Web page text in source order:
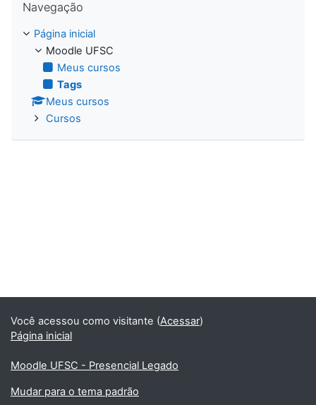
Navegação
Página inicial
Moodle UFSC
Meus cursos
Tags
Meus cursos
Cursos
Você acessou como visitante (Acessar)
Página inicial
Moodle UFSC - Presencial Legado
Mudar para o tema padrão